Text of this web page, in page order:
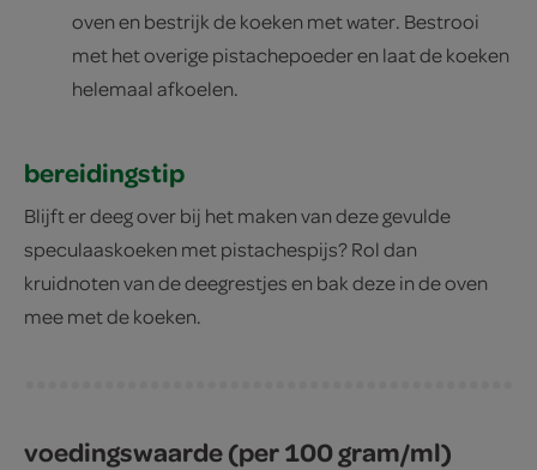
oven en bestrijk de koeken met water. Bestrooi
met het overige pistachepoeder en laat de koeken
helemaal afkoelen.
bereidingstip
Blijft er deeg over bij het maken van deze gevulde
speculaaskoeken met pistachespijs? Rol dan
kruidnoten van de deegrestjes en bak deze in de oven
mee met de koeken.
voedingswaarde (per 100 gram/ml)